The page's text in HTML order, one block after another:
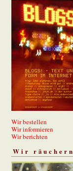
Wir bestellen
Wir informieren
Wir berichten
Wir räuchern